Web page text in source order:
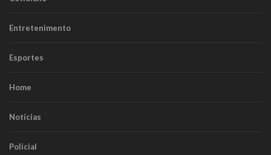
Entretenimento
Esportes
Home
Notícias
Policial